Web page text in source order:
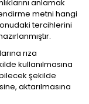
anlamak
metni hangi
tercihlerini
rıza
kullanılmasına
şekilde
aktarılmasına